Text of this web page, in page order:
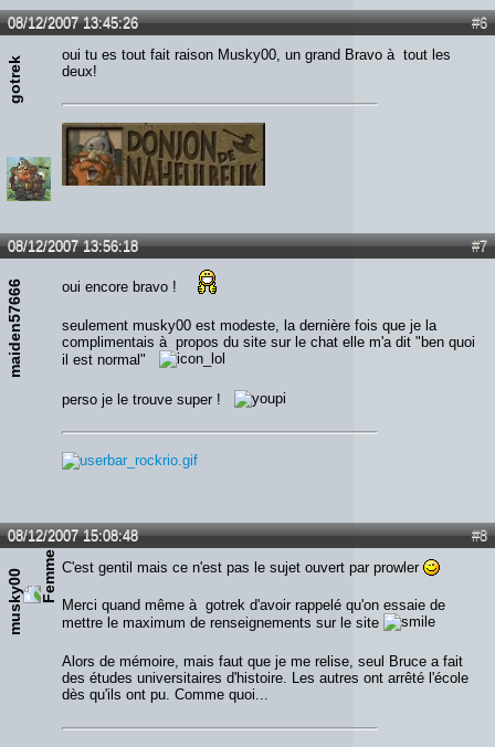
#6
08/12/2007 13:45:26
gotrek
oui tu es tout fait raison Musky00, un grand Bravo à tout les
deux!
#7
08/12/2007 13:56:18
maiden57666 oui encore bravo !
seulement musky00 est modeste, la dernière fois que je la
complimentais à propos du site sur le chat elle m'a dit "ben quoi
il est normal"
perso je le trouve super !
#8
08/12/2007 15:08:48
musky00
C'est gentil mais ce n'est pas le sujet ouvert par prowler
Merci quand même à gotrek d'avoir rappelé qu'on essaie de
mettre le maximum de renseignements sur le site
Alors de mémoire, mais faut que je me relise, seul Bruce a fait
des études universitaires d'histoire. Les autres ont arrêté l'école
dès qu'ils ont pu. Comme quoi...